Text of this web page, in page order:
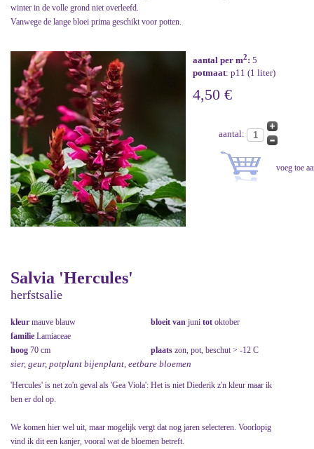
winter in de volle grond niet overleefd.
Vanwege de lange bloei prima geschikt voor potten.
aantal per m2: 5
potmaat: p11 (1 liter)
4,50 €
aantal:
Salvia 'Hercules'
herfstsalie
kleur mauve blauw bloeit van juni tot oktober
familie Lamiaceae
hoog 70 cm plaats zon, pot, beschut > -12 C
sier, geur, potplant bijenplant, eetbare bloemen
'Hercules' is net zo'n geval als 'Gea Viola': Het is niet Diederik z'n kleur maar ik
ben er dol op.
We komen hier wel uit, maar mogelijk vergt dat nog jaren selecteren. Voorlopig
vind ik dit een kanjer, vooral wat de bloemen betreft.